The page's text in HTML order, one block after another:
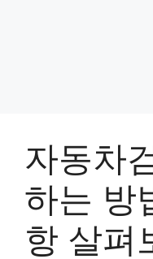
자동차
하는 방
항 살펴